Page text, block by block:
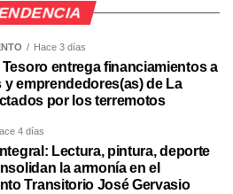
Hace 3 días
Tesoro entrega financiamientos a
emprendedores(as) de La
por los terremotos
4 días
Lectura, pintura, deporte
la armonía en el
Transitorio José Gervasio